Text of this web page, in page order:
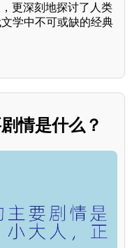
更深刻地探讨了人类
学中不可或缺的经典
情是什么？